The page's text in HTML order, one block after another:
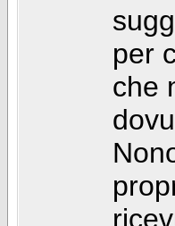
per
che